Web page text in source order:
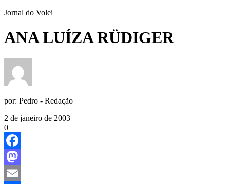
Jornal do Volei
ANA LUÍZA RÜDIGER
por: Pedro - Redação
2 de janeiro de 2003
0
Facebook
Mastodon